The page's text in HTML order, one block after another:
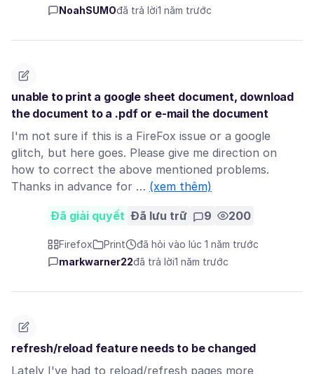
NoahSUMOđã trả lời1 năm trước
unable to print a google sheet document, download
the document to a .pdf or e-mail the document
I'm not sure if this is a FireFox issue or a google
glitch, but here goes. Please give me direction on
how to correct the above mentioned problems.
Thanks in advance for … (xem thêm)
Đã giải quyết Đã lưu trữ 9 200
Firefox Print
đã hỏi vào lúc 1 năm trước
markwarner22đã trả lời1 năm trước
refresh/reload feature needs to be changed
Lately I've had to reload/refresh pages more